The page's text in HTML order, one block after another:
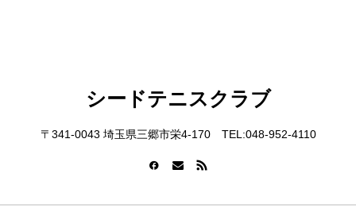
シードテニスクラブ
〒341-0043 埼玉県三郷市栄4-170 TEL:048-952-4110